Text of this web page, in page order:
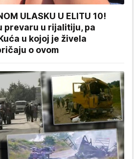
ULASKU U ELITU 10!
prevaru u rijalitiju, pa
u kojoj je živela
o ovom